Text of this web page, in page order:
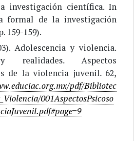
investigación científica. In
formal de la investigación
159-159).
Adolescencia y violencia.
realidades. Aspectos
de la violencia juvenil. 62,
pdf/Bibliotec
001AspectosPsicoso